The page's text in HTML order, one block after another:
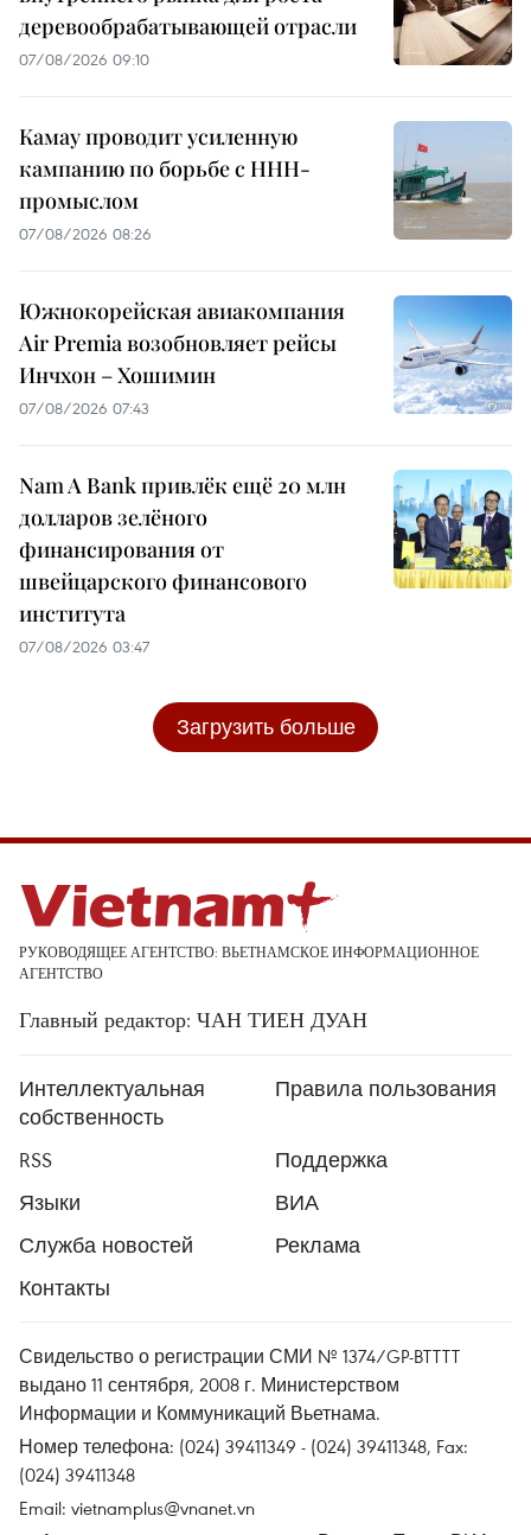
деревообрабатывающей отрасли
07/08/2026 09:10
Камау проводит усиленную
кампанию по борьбе с ННН-
промыслом
07/08/2026 08:26
Южнокорейская авиакомпания
Air Premia возобновляет рейсы
Инчхон – Хошимин
07/08/2026 07:43
Nam A Bank привлёк ещё 20 млн
долларов зелёного
финансирования от
швейцарского финансового
института
07/08/2026 03:47
Загрузить больше
РУКОВОДЯЩЕЕ АГЕНТСТВО: ВЬЕТНАМСКОЕ ИНФОРМАЦИОННОЕ
АГЕНТСТВО
Главный редактор: ЧАН ТИЕН ДУАН
Интеллектуальная
собственность
Правила пользования
RSS
Поддержка
Языки
ВИА
Служба новостей
Реклама
Контакты
Свидельство о регистрации СМИ № 1374/GP-BTTTT
выдано 11 сентября, 2008 г. Министерством
Информации и Коммуникаций Вьетнама.
Номер телефона: (024) 39411349 - (024) 39411348, Fax:
(024) 39411348
Email: vietnamplus@vnanet.vn